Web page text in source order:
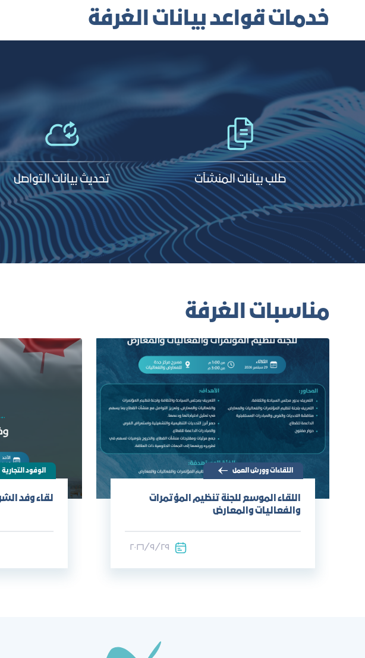
خدمات قواعد بيانات الغرفة
طلب بيانات المنشآت تحديث بيانات التواصل
مناسبات الغرفة
اللقاءات وورش العمل
اللقاء الموسع للجنة تنظيم المؤتمرات
والفعاليات والمعارض
٢٩‏/٩‏/٢٠٢٦
الوفود التجارية
لقاء وفد